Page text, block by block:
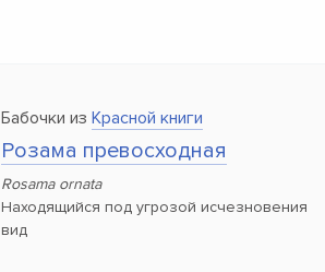
Бабочки из Красной книги
Розама превосходная
Rosama ornata
Находящийся под угрозой исчезновения
вид